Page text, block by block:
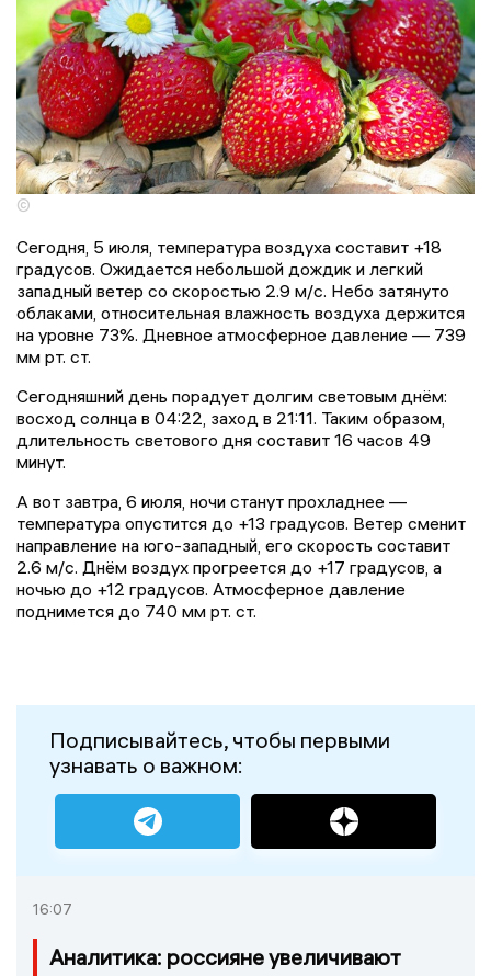
©
Сегодня, 5 июля, температура воздуха составит +18
градусов. Ожидается небольшой дождик и легкий
западный ветер со скоростью 2.9 м/с. Небо затянуто
облаками, относительная влажность воздуха держится
на уровне 73%. Дневное атмосферное давление — 739
мм рт. ст.
Сегодняшний день порадует долгим световым днём:
восход солнца в 04:22, заход в 21:11. Таким образом,
длительность светового дня составит 16 часов 49
минут.
А вот завтра, 6 июля, ночи станут прохладнее —
температура опустится до +13 градусов. Ветер сменит
направление на юго-западный, его скорость составит
2.6 м/с. Днём воздух прогреется до +17 градусов, а
ночью до +12 градусов. Атмосферное давление
поднимется до 740 мм рт. ст.
Подписывайтесь, чтобы первыми
узнавать о важном:
16:07
Аналитика: россияне увеличивают